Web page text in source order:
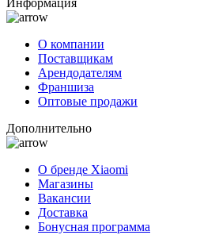
Информация
О компании
Поставщикам
Арендодателям
Франшиза
Оптовые продажи
Дополнительно
О бренде Xiaomi
Магазины
Вакансии
Доставка
Бонусная программа